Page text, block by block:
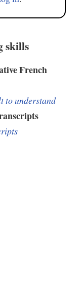
skills
French
to understand